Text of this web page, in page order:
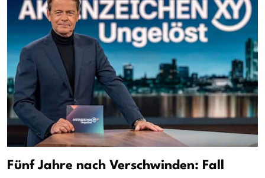
Fünf Jahre nach Verschwinden: Fall